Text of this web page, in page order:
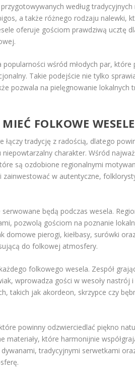
według tradycyjnych
a także różnego rodzaju nalewki,
oferuje gościom prawdziwą ucztę
popularności wśród młodych par, które
Takie podejście nie tylko
pozwala na pielęgnowanie lokalnych
FOLKOWE
tradycję z radością, dlatego
charakter. Wśród
są ozdobione regionalnymi
w autentyczne,
będą podczas wesela.
pozwolą gościom na poznanie
pierogi, kiełbasy, surówki
do folkowej atmosfery.
folkowego wesela. Zespół
wprowadza gości w wesoły nastrój
takich jak akordeon, skrzypce czy
powinny odzwierciedlać piękno
które harmonijnie
tradycyjnymi serwetkami